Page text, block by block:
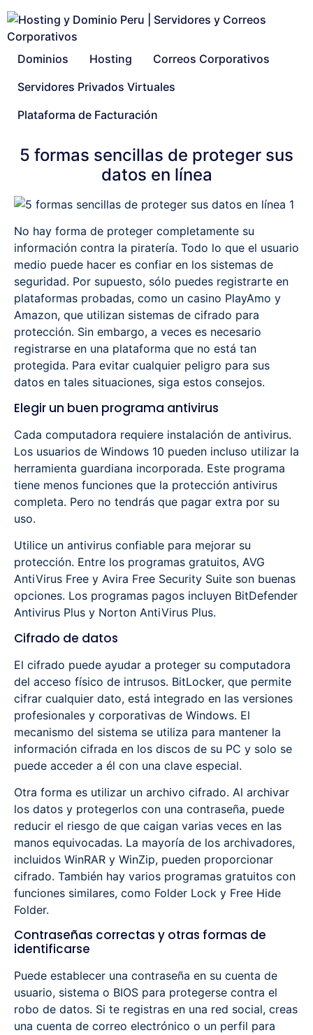
Dominios Hosting
Correos Corporativos
Servidores Privados Virtuales
Plataforma de Facturación
5 formas sencillas de proteger sus
datos en línea
No hay forma de proteger completamente su
información contra la piratería. Todo lo que el usuario
medio puede hacer es confiar en los sistemas de
seguridad. Por supuesto, sólo puedes registrarte en
plataformas probadas, como un casino PlayAmo y
Amazon, que utilizan sistemas de cifrado para
protección. Sin embargo, a veces es necesario
registrarse en una plataforma que no está tan
protegida. Para evitar cualquier peligro para sus
datos en tales situaciones, siga estos consejos.
Elegir un buen programa antivirus
Cada computadora requiere instalación de antivirus.
Los usuarios de Windows 10 pueden incluso utilizar la
herramienta guardiana incorporada. Este programa
tiene menos funciones que la protección antivirus
completa. Pero no tendrás que pagar extra por su
uso.
Utilice un antivirus confiable para mejorar su
protección. Entre los programas gratuitos, AVG
AntiVirus Free y Avira Free Security Suite son buenas
opciones. Los programas pagos incluyen BitDefender
Antivirus Plus y Norton AntiVirus Plus.
Cifrado de datos
El cifrado puede ayudar a proteger su computadora
del acceso físico de intrusos. BitLocker, que permite
cifrar cualquier dato, está integrado en las versiones
profesionales y corporativas de Windows. El
mecanismo del sistema se utiliza para mantener la
información cifrada en los discos de su PC y solo se
puede acceder a él con una clave especial.
Otra forma es utilizar un archivo cifrado. Al archivar
los datos y protegerlos con una contraseña, puede
reducir el riesgo de que caigan varias veces en las
manos equivocadas. La mayoría de los archivadores,
incluidos WinRAR y WinZip, pueden proporcionar
cifrado. También hay varios programas gratuitos con
funciones similares, como Folder Lock y Free Hide
Folder.
Contraseñas correctas y otras formas de
identificarse
Puede establecer una contraseña en su cuenta de
usuario, sistema o BIOS para protegerse contra el
robo de datos. Si te registras en una red social, creas
una cuenta de correo electrónico o un perfil para